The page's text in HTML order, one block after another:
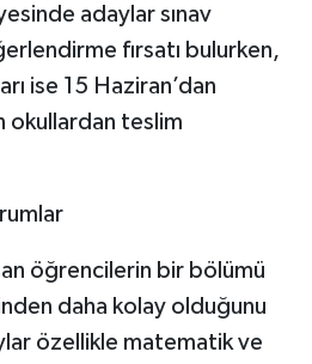
adaylar sınav
fırsatı bulurken,
ise 15 Haziran’dan
okullardan teslim
öğrencilerin bir bölümü
daha kolay olduğunu
özellikle matematik ve